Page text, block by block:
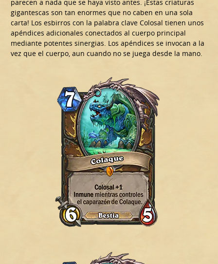
parecen a nada que se haya visto antes. ¡Estas criaturas
gigantescas son tan enormes que no caben en una sola
carta! Los esbirros con la palabra clave Colosal tienen unos
apéndices adicionales conectados al cuerpo principal
mediante potentes sinergias. Los apéndices se invocan a la
vez que el cuerpo, aun cuando no se juega desde la mano.